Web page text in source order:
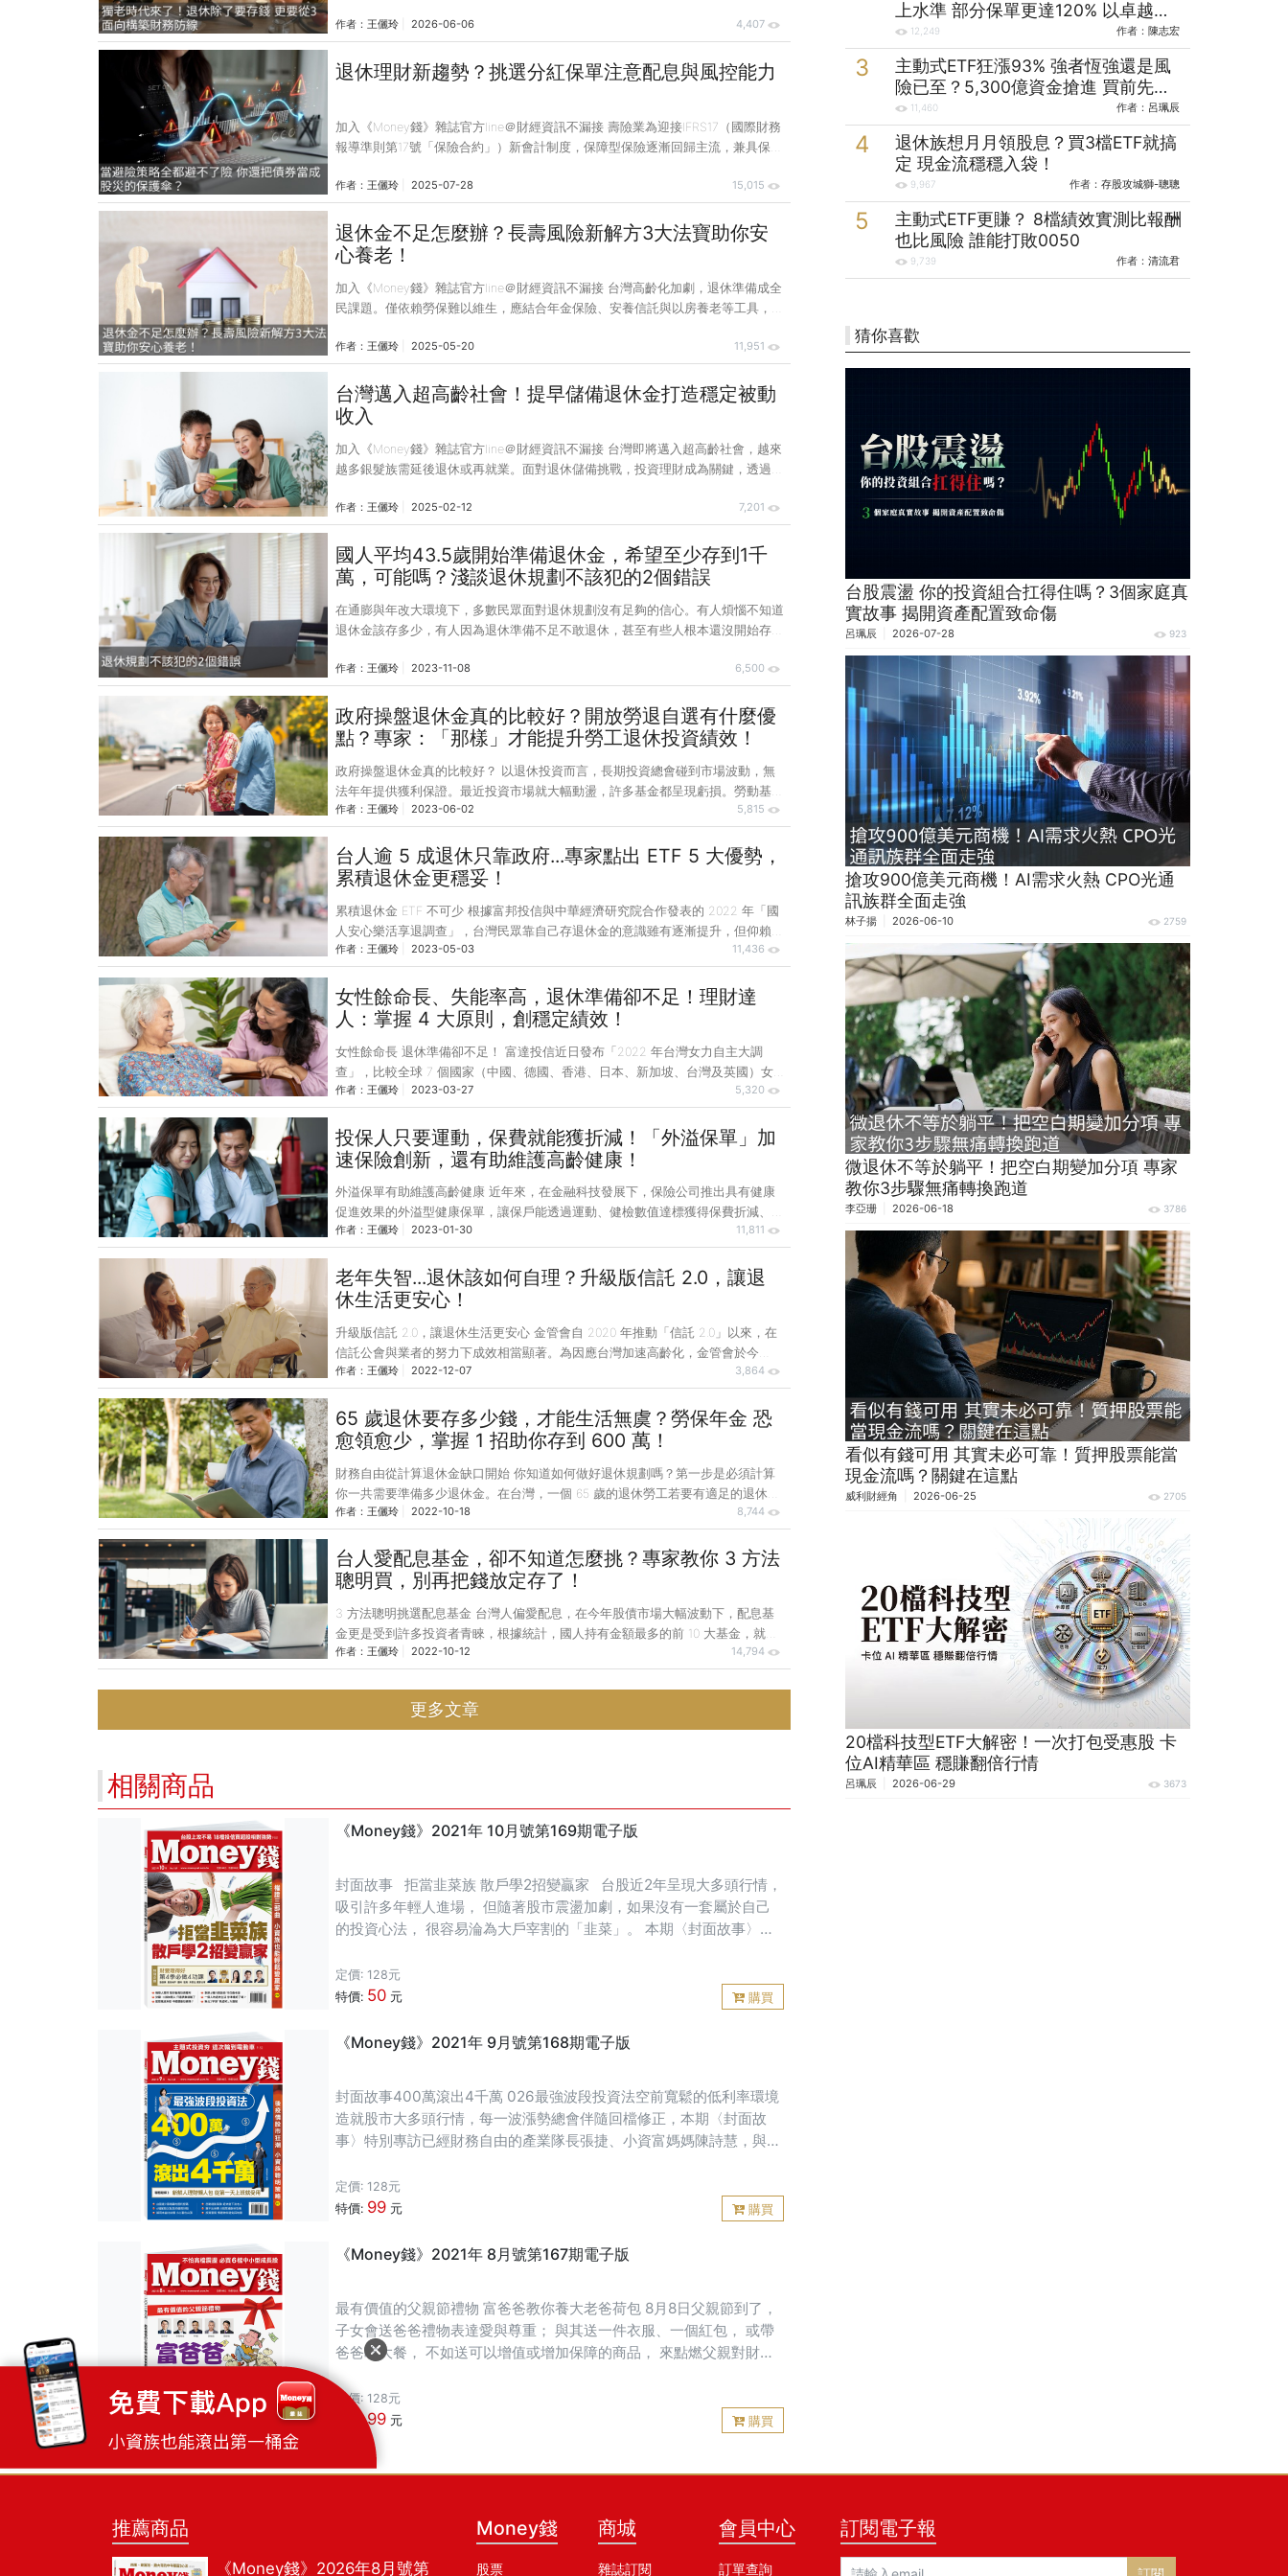
刻保護自己的制度，可以從居住、法律、金融3面向，打造退休財務3道防線。 居
住方面，台灣高齡者退休後最大的資產多是自住房屋，不少長者希望「原地安
老」。然而，全台屋齡30年以上建物已逾半數，老屋常見漏水、照明不足、缺乏
作者： 王儷玲 2026-06-06 4,407
退休理財新趨勢？挑選分紅保單注意配息與風控能力
加入《Money錢》雜誌官方line＠財經資訊不漏接 壽險業為迎接IFRS17（國際財務
報導準則第17號「保險合約」）新會計制度，保障型保險逐漸回歸主流，兼具保障
單除了提供基本保障，又可參與保險公司盈餘分配，所以適合用於長期退休理財，
因為保單具有「穩定性」與「預期分紅」雙重功能，對準備退休的族群而言，常比
投資型商品更具吸引力。 市面上的分紅壽險保單以終身分紅為主，又可分為台幣
與外幣保單，資產配置則以股票和債券為主。法規上規定，分紅商品需向保戶分配
至少70%的盈餘，目前市面盈餘分出比率分布為70%～
作者： 王儷玲 2025-07-28 15,015
退休金不足怎麼辦？長壽風險新解方3大法寶助你安
心養老！
加入《Money錢》雜誌官方line＠財經資訊不漏接 台灣高齡化加劇，退休準備成全
民課題。僅依賴勞保難以維生，應結合年金保險、安養信託與以房養老等工具，規
生活品質。 台灣已進入超高齡社會，且有高達6成以上國人退休金主要仰賴政府
年金。然而，依據勞保局資料，台灣民眾平均勞保年金領取金額少於兩萬元，單靠
勞保可能無法維持基本生活所需，再加上長照與醫療等需求，國人退休準備嚴重不
足，建議民眾應提早增加年金保險及安養信託等規劃，才能有效降低長壽風險。
退休財源難支撐 提早布局更安
作者： 王儷玲 2025-05-20 11,951
台灣邁入超高齡社會！提早儲備退休金打造穩定被動
收入
加入《Money錢》雜誌官方line＠財經資訊不漏接 台灣即將邁入超高齡社會，越來
越多銀髮族需延後退休或再就業。面對退休儲備挑戰，投資理財成為關鍵，透過穩
式進入「超高齡社會」，65歲以上老年人口占總人口數超過20%，代表每5人中就
有1人是老年人口。主計總處數據顯示，台灣銀髮勞動力持續以每年高於5%的速度
快速成長，且正往65歲以上傾斜，顯示未來會有越來越多老年人因退休金準備不
足而延後退休，或是退休後須再就業。 台灣退休儲備意識領先亞太 富達國際
《2024年亞太區投
作者： 王儷玲 2025-02-12 7,201
國人平均43.5歲開始準備退休金，希望至少存到1千
萬，可能嗎？淺談退休規劃不該犯的2個錯誤
在通膨與年改大環境下，多數民眾面對退休規劃沒有足夠的信心。有人煩惱不知道
退休金該存多少，有人因為退休準備不足不敢退休，甚至有些人根本還沒開始存退
解自己的退休金缺口。根據中華民國退休基金協會發表的《2022退休大調查》，
國人最想了解有關退休金的3個問題，分別是：⑴政府、雇主給付多少退休金、⑵
有多少退休金缺口、⑶總共該存多少退休金。其實，這些問題是釐清退休理財的本
質，要做好退休財務規劃就必須從缺口開始，才能讓退休理財的目標具體化。 為
協助台灣民眾了解以上問題，退休基金協會的網站特別開發退休金試算工具「好
作者： 王儷玲 2023-11-08 6,500
政府操盤退休金真的比較好？開放勞退自選有什麼優
點？專家：「那樣」才能提升勞工退休投資績效！
政府操盤退休金真的比較好？ 以退休投資而言，長期投資總會碰到市場波動，無
法年年提供獲利保證。最近投資市場就大幅動盪，許多基金都呈現虧損。勞動基金
運用局近日公布去（2022）年投資績效，新制勞退基金虧損 2,280.3 億元，報酬
率為 ‒6.67%，平均每位勞工帳面虧損 1.8 萬元，引發許多勞工質疑「政府操盤投
資退休金真的比較好」？雖然勞退新制基金有2年期銀行定存利率的保證收益，但
銀行定存利率持續走低，退休金有定存利率保障真的夠嗎？ 勞退新制屬於「確定
提撥制」退休金制度，大多數國家都已開放「自選投資機制」，而且退休基金長期
投資績效也都比定存利率高，平均收益都在 5%～6
作者： 王儷玲 2023-06-02 5,815
台人逾 5 成退休只靠政府...專家點出 ETF 5 大優勢，
累積退休金更穩妥！
累積退休金 ETF 不可少 根據富邦投信與中華經濟研究院合作發表的 2022 年「國
人安心樂活享退調查」，台灣民眾靠自己存退休金的意識雖有逐漸提升，但仰賴政
府退休金的比例仍然高於 5 成，且在實際退休財務準備和預期有顯著落差，顯示
國人的退休理財規劃仍須提早因應準備。 調查也發現使用 ETF 進行投資理財的比
重呈增加趨勢，且各年齡族群皆最偏好股票型 ETF，其次為主題型 ETF，其中又以
25 至 34 歲的年輕族群投資比重成長幅度最大，顯見年輕人投資 ETF 更為積極。
近年來台灣 ETF 市場規模快速成長，這歸因於 ETF 具備 5 大優勢。首先是 ETF
的交易靈
作者： 王儷玲 2023-05-03 11,436
女性餘命長、失能率高，退休準備卻不足！理財達
人：掌握 4 大原則，創穩定績效！
女性餘命長 退休準備卻不足！ 富達投信近日發布「2022 年台灣女力自主大調
查」，比較全球 7 個國家（中國、德國、香港、日本、新加坡、台灣及英國）女
性投資理財態度，結果指出台灣有近 7 成的女性認為自己經濟獨立，為所有調查
地區中比例最高，但在退休準備議題上，卻只有不到 4 分之 1 的女性有信心管理
自己財務問題，同時僅有不到一半的女性有規律地提撥額外儲蓄作為退休金準備。
探究原因，有 36% 女性認為自己缺乏投資自信心，32% 則是擔憂市場波動。可
見，台灣女性目前面臨最大的問題為投資信心不足，並且近半數認為自己在退休時
將無法擁有足夠的資金。 另外，根據內政部的統計，20
作者： 王儷玲 2023-03-27 5,320
投保人只要運動，保費就能獲折減！「外溢保單」加
速保險創新，還有助維護高齡健康！
外溢保單有助維護高齡健康 近年來，在金融科技發展下，保險公司推出具有健康
促進效果的外溢型健康保單，讓保戶能透過運動、健檢數值達標獲得保費折減、保
額增加，也讓醫療險從「事後理賠」走向「事前預防」。 外溢保單可區分成 3 大
類型：健走型、健檢型、健康管理型。截至今（2022）年第 2 季，金管會已核准
及備查 9 家壽險公司共 125 張外溢保單，今年上半年新契約銷售件數超過 57 萬
件，較去年同期增加 78%，保費收入最高的是健走型外溢保單，銷售量成長
127%，可以看出民眾對於健康風險越來越重視。 看好健康促進趨勢，保險業者也
陸續推出新型態的外溢保單，例如國泰人壽近期推
作者： 王儷玲 2023-01-30 11,811
老年失智...退休該如何自理？升級版信託 2.0，讓退
休生活更安心！
升級版信託 2.0，讓退休生活更安心 金管會自 2020 年推動「信託 2.0」以來，在
信託公會與業者的努力下成效相當顯著。為因應台灣加速高齡化，金管會於今
（2022）年 9 月再提出信託 2.0 計劃第二階段，希望在信託 2.0 的基礎下，再深
化跨業合作、提升更全方位的服務。 信託公會指出，第二階段將擴大推廣員工福
利信託，讓員工透過長期定期定額的方式，加強個人儲蓄的退休理財，且鼓勵金控
集團將金控母公司及其各子公司員工納入「員工持股信託」，以增進金控公司及其
子公司員工的向心力。在金控及金融業帶領下，許多銀行也力推中小企業「員工福
利儲蓄信託」業務，讓員工福利信託業務成長快
作者： 王儷玲 2022-12-07 3,864
65 歲退休要存多少錢，才能生活無虞？勞保年金 恐
愈領愈少，掌握 1 招助你存到 600 萬！
財務自由從計算退休金缺口開始 你知道如何做好退休規劃嗎？第一步是必須計算
你一共需要準備多少退休金。在台灣，一個 65 歲的退休勞工若要有適足的退休生
活，平均每月最好應準備 3～4 萬元，若考慮長壽風險，退休期間以 20～25 年計
算，不加計通貨膨脹和其他醫療長照支出，每個人至少需要準備 720 萬～1,200 萬
元的退休金。 接下來，要幫自己訂定退休理財目標。首先要了解你除了政府及雇
主發給的退休金之外，自己還要存多少錢，也就是所謂的退休金缺口。根據勞保統
計資料，目前台灣勞工退休後的勞保年金平均每月給付金額約 1.6 萬元，再加上勞
退新制，如果只有計算雇主提撥 6%，以平
作者： 王儷玲 2022-10-18 8,744
台人愛配息基金，卻不知道怎麼挑？專家教你 3 方法
聰明買，別再把錢放定存了！
3 方法聰明挑選配息基金 台灣人偏愛配息，在今年股債市場大幅波動下，配息基
金更是受到許多投資者青睞，根據統計，國人持有金額最多的前 10 大基金，就有
9 檔屬於配息型基金。市場上的配息型基金種類多元，有配發股利的股票型基金、
配發債券孳息的債券型基金、也有納入股息、債息、權利金、房貸證券等多元收益
來源的多元資產基金等，其中以債券配息型基金最多。 最近國際金融市場不斷升
息，有些人認為利率升高將不利債券未來價格表現，進而賣出持有的債券基金，但
卻忘了利率升高同樣也有利債息的增加。事實上，以長期投資而言，債息對於績效
作者： 王儷玲 2022-10-12 14,794
更多文章
相關商品
《Money錢》2021年 10月號第169期電子版
封面故事 拒當韭菜族 散戶學2招變贏家 台股近2年呈現大多頭行情，
吸引許多年輕人進場， 但隨著股市震盪加劇，如果沒有一套屬於自己
的投資心法， 很容易淪為大戶宰割的「韭菜」。 本期〈封面故事〉專
定價: 128元
特價: 50元 購買
《Money錢》2021年 9月號第168期電子版
封面故事400萬滾出4千萬 026最強波段投資法空前寬鬆的低利率環境
造就股市大多頭行情，每一波漲勢總會伴隨回檔修正，本期〈封面故
事〉特別專訪已經財務自由的產業隊長張捷、小資富媽媽陳詩慧，與讀
定價: 128元
特價: 99元 購買
《Money錢》2021年 8月號第167期電子版
最有價值的父親節禮物 富爸爸教你養大老爸荷包 8月8日父親節到了，
子女會送爸爸禮物表達愛與尊重； 與其送一件衣服、一個紅包， 或帶
爸爸吃大餐， 不如送可以增值或增加保障的商品， 來點燃父親對財務
自由的熱情， 養大爸爸的荷包或強化經濟保障。
定價: 128元
特價:99元 購買
上水準 部分保單更達120% 以卓越財
力與分紅成績實踐保戶承諾
12,249 作者：陳志宏
主動式ETF狂漲93% 強者恆強還是風
險已至？5,300億資金搶進 買前先看
清這些
11,460 作者： 呂珮辰
退休族想月月領股息？買3檔ETF就搞
定 現金流穩穩入袋！
9,967 作者：存股攻城獅-聰聰
主動式ETF更賺？ 8檔績效實測比報酬
也比風險 誰能打敗0050
9,739 作者：清流君
猜你喜歡
台股震盪 你的投資組合扛得住嗎？3個家庭真
實故事 揭開資產配置致命傷
呂珮辰 2026-07-28 923
搶攻900億美元商機！AI需求火熱 CPO光通
訊族群全面走強
林子揚 2026-06-10 2759
微退休不等於躺平！把空白期變加分項 專家
教你3步驟無痛轉換跑道
李亞珊 2026-06-18 3786
看似有錢可用 其實未必可靠！質押股票能當
現金流嗎？關鍵在這點
威利財經角 2026-06-25 2705
20檔科技型ETF大解密！一次打包受惠股 卡
位AI精華區 穩賺翻倍行情
呂珮辰 2026-06-29 3673
推薦商品
《Money錢》2026年8月號第
Money錢
股票
商城
雜誌訂閱
會員中心
訂單查詢
訂閱電子報